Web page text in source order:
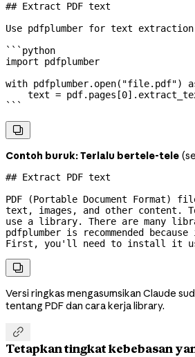
## Extract PDF text
Use pdfplumber for text
```python
import pdfplumber
with pdfplumber.open( "file.pdf")
    text
= pdf.pages[0
```

Contoh buruk: Terlalu bertele-tele
## Extract PDF text
PDF (Portable Document Format)
text, images, and other content.
use a library. There are many
pdfplumber is recommended
First, you'll need to install it

Versi ringkas mengasumsikan Claude
tentang PDF dan cara kerja library.

Tetapkan tingkat kebebasan